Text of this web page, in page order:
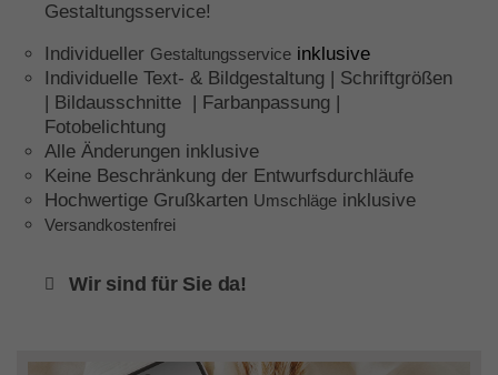
Gestaltungsservice!
Individueller Gestaltungsservice inklusive
Individuelle Text- & Bildgestaltung | Schriftgrößen
| Bildausschnitte | Farbanpassung |
Fotobelichtung
Alle Änderungen inklusive
Keine Beschränkung der Entwurfsdurchläufe
Hochwertige Grußkarten Umschläge inklusive
Versandkostenfrei
Wir sind für Sie da!